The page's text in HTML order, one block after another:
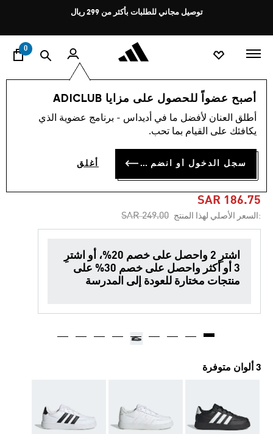
Pause
rotation
توصيل مجاني للطلبات بأكثر من 299 ريال
0
أصبح عضواً للحصول على مزايا ADICLUB
أطلق العنان لأفضل ما في أديداس - برنامج عضوية الذي
يكافئك على القيام بما تحب.
سجل الدخول أو انضم الآن أغلق
الأطفال أحذية
-25%
Reviews.
(113)
حذاء BREAKNET LIFESTYLE
COURT LACE
SAR 186.75
:السعر الأصلي لهذا المنتج Price reduced from
SAR 249.00
to
اشترِ 2 واحصل على خصم 20%، أو اشترِ
3 أو أكثر واحصل على خصم 30% على
منتجات مختارة للعودة إلى المدرسة
3 ألوان متوفرة